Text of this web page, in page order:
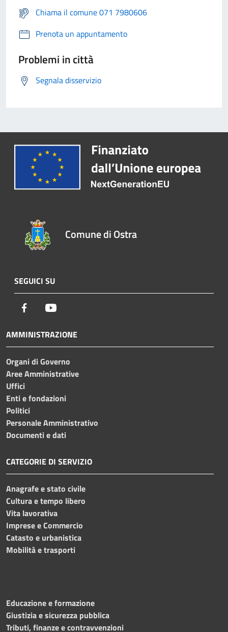
Chiama il comune 071 7980606
Prenota un appuntamento
Problemi in città
Segnala disservizio
Comune di Ostra
SEGUICI SU
Facebook
AMMINISTRAZIONE
Organi di Governo
Aree Amministrative
Uffici
Enti e fondazioni
Politici
Personale Amministrativo
Documenti e dati
CATEGORIE DI SERVIZIO
Anagrafe e stato civile
Cultura e tempo libero
Vita lavorativa
Imprese e Commercio
Catasto e urbanistica
Mobilità e trasporti
Educazione e formazione
Giustizia e sicurezza pubblica
Tributi, finanze e contravvenzioni